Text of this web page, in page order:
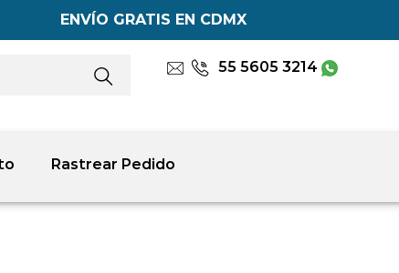
ENVÍO GRATIS EN CDMX
55 5605 3214
Rastrear Pedido